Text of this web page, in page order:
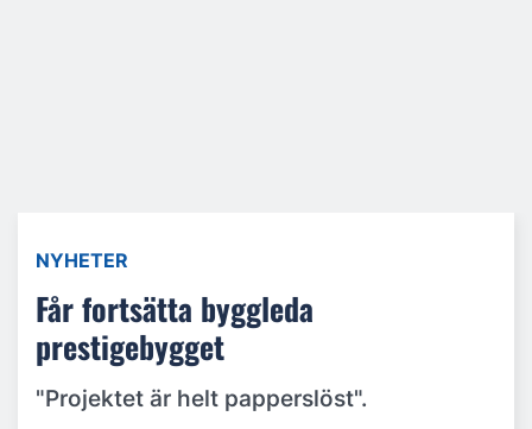
NYHETER
Får fortsätta byggleda
prestigebygget
"Projektet är helt papperslöst".